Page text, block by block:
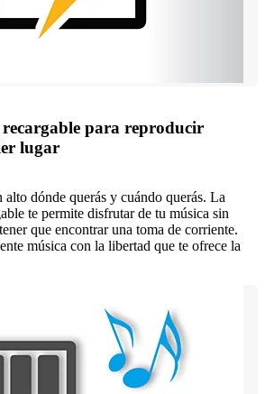
para reproducir
lugar
dónde querás y cuándo querás. La
te permite disfrutar de tu música sin
que encontrar una toma de corriente.
música con la libertad que te ofrece la